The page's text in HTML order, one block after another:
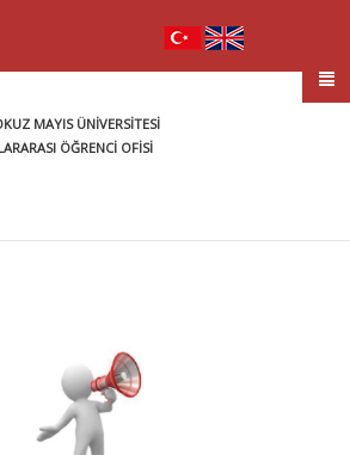
MAYIS ÜNİVERSİTESİ
ÖĞRENCİ OFİSİ